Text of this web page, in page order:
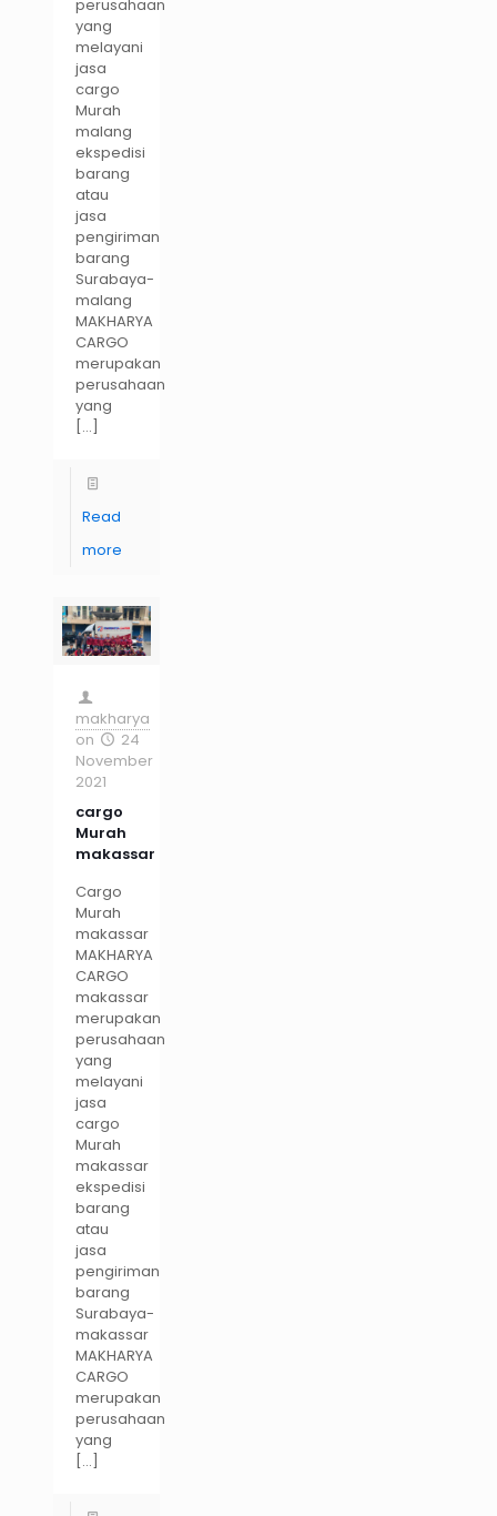
perusahaan
yang
melayani
jasa
cargo
Murah
malang
ekspedisi
barang
atau
jasa
pengiriman
barang
Surabaya-
malang
MAKHARYA
CARGO
merupakan
perusahaan
yang
[…]
Read
more
makharya
on
24
November
2021
cargo
Murah
makassar
Cargo
Murah
makassar
MAKHARYA
CARGO
makassar
merupakan
perusahaan
yang
melayani
jasa
cargo
Murah
makassar
ekspedisi
barang
atau
jasa
pengiriman
barang
Surabaya-
makassar
MAKHARYA
CARGO
merupakan
perusahaan
yang
[…]